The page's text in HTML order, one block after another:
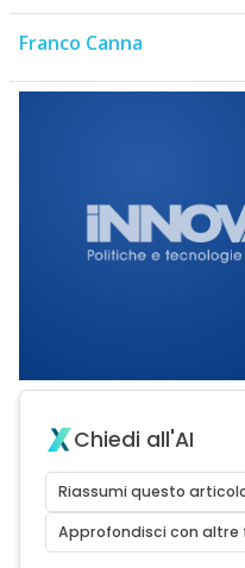
Franco Canna
Chiedi all'AI
Riassumi questo
Approfondisci con altre